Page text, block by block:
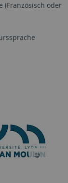
(Französisch oder